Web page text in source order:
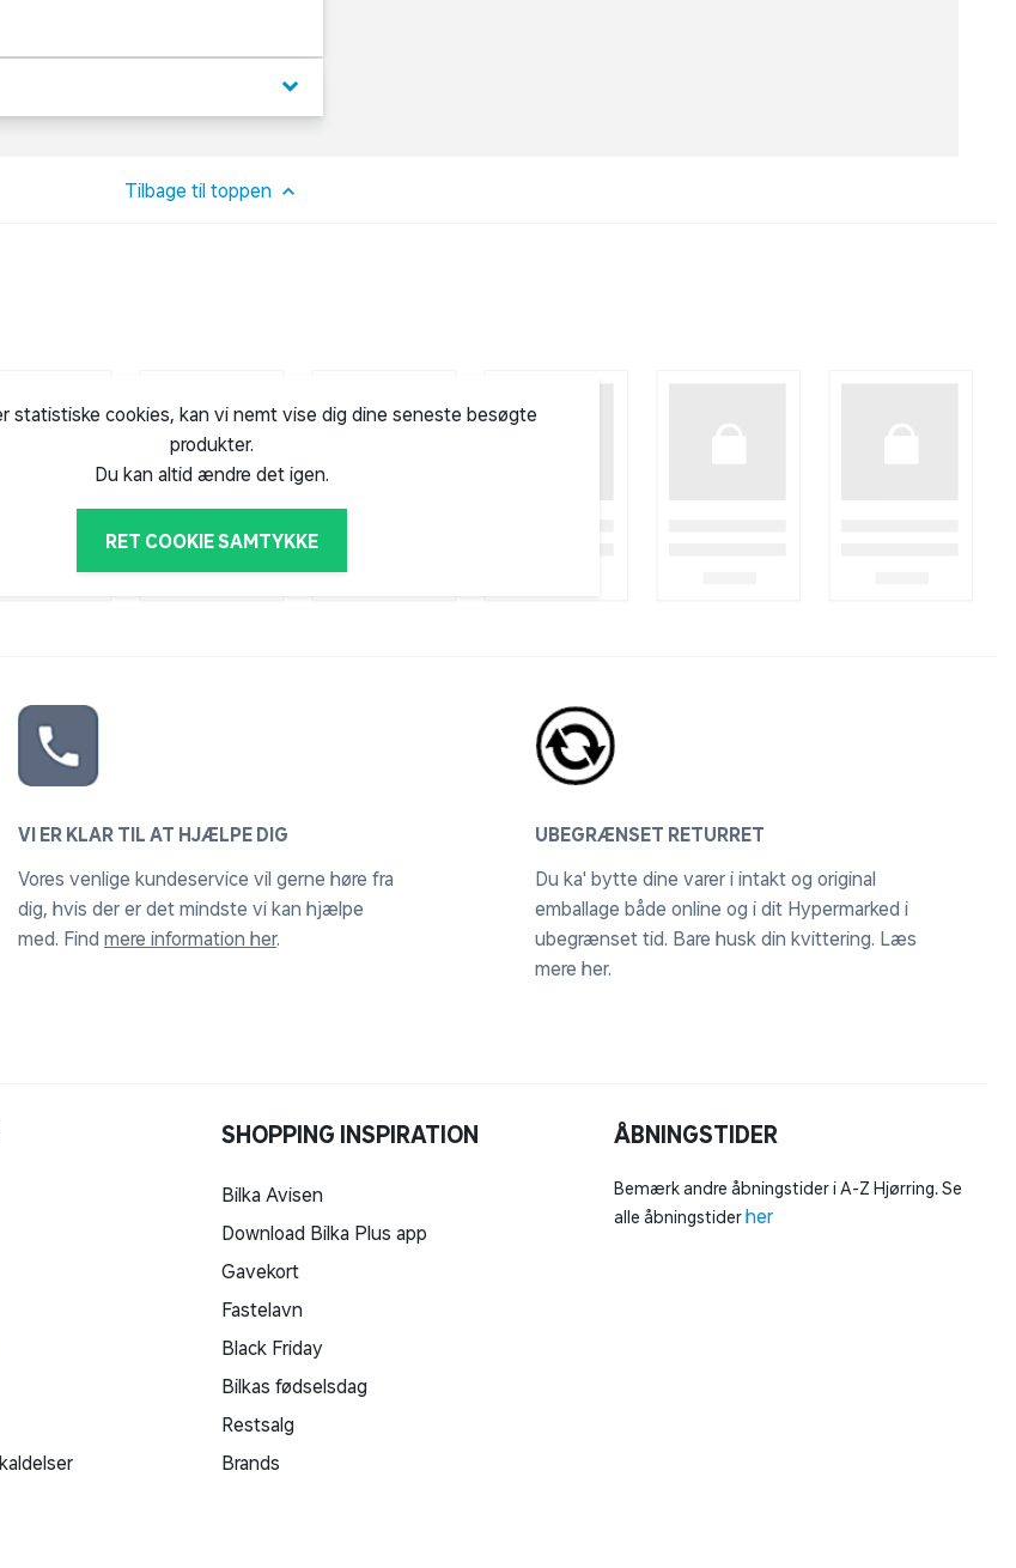
keyboard_arrow_down
Tilbage til toppen
statistiske cookies, kan vi nemt vise dig dine seneste besøgte
produkter.
Du kan altid ændre det igen.
RET COOKIE SAMTYKKE
VI ER KLAR TIL AT HJÆLPE DIG
Vores venlige kundeservice vil gerne høre fra
dig, hvis der er det mindste vi kan hjælpe
med. Find mere information her.
UBEGRÆNSET RETURRET
Du ka' bytte dine varer i intakt og original
emballage både online og i dit Hypermarked i
ubegrænset tid. Bare husk din kvittering. Læs
mere her.
SHOPPING INSPIRATION
Bilka Avisen
Download Bilka Plus app
Gavekort
Fastelavn
Black Friday
Bilkas fødselsdag
Restsalg
Brands
ÅBNINGSTIDER
Bemærk andre åbningstider i A-Z Hjørring. Se
alle åbningstiderher